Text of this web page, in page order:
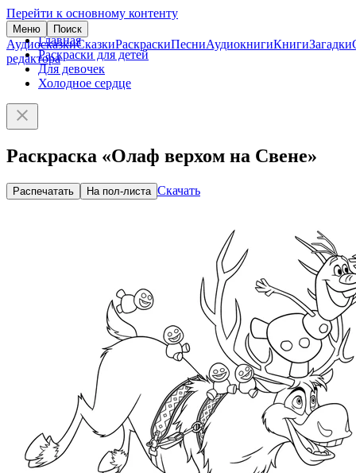
Перейти к основному контенту
Меню Поиск
АудиосказкиСказкиРаскраскиПесниАудиокнигиКнигиЗагадки
редактора
Главная
Раскраски для детей
Для девочек
Холодное сердце
Раскраска «Олаф верхом на Свене»
Распечатать На пол-листа Скачать